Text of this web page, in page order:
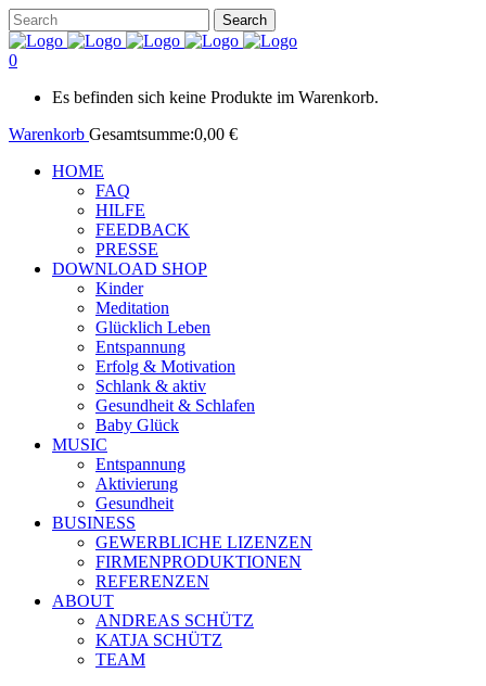
0
Es befinden sich keine Produkte im Warenkorb.
Warenkorb Gesamtsumme:0,00 €
HOME
FAQ
HILFE
FEEDBACK
PRESSE
DOWNLOAD SHOP
Kinder
Meditation
Glücklich Leben
Entspannung
Erfolg & Motivation
Schlank & aktiv
Gesundheit & Schlafen
Baby Glück
MUSIC
Entspannung
Aktivierung
Gesundheit
BUSINESS
GEWERBLICHE LIZENZEN
FIRMENPRODUKTIONEN
REFERENZEN
ABOUT
ANDREAS SCHÜTZ
KATJA SCHÜTZ
TEAM